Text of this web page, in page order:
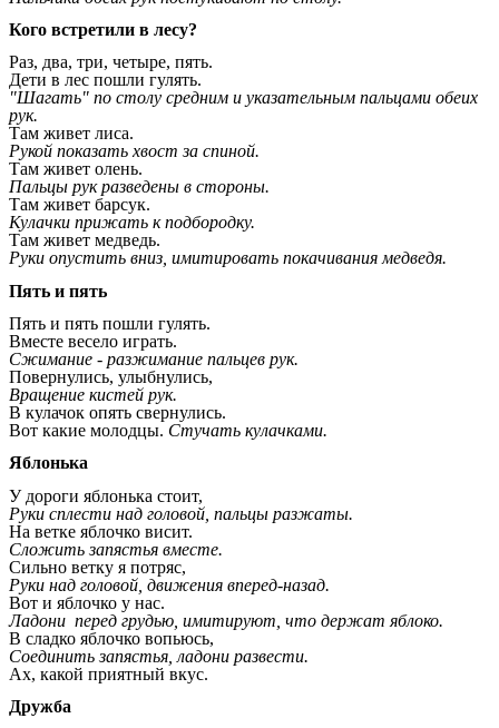
Кого встретили в лесу?
Раз, два, три, четыре, пять.
Дети в лес пошли гулять.
"Шагать" по столу средним и указательным пальцами обеих
рук.
Там живет лиса.
Рукой показать хвост за спиной.
Там живет олень.
Пальцы рук разведены в стороны.
Там живет барсук.
Кулачки прижать к подбородку.
Там живет медведь.
Руки опустить вниз, имитировать покачивания медведя.
Пять и пять
Пять и пять пошли гулять.
Вместе весело играть.
Сжимание - разжимание пальцев рук.
Повернулись, улыбнулись,
Вращение кистей рук.
В кулачок опять свернулись.
Вот какие молодцы. Стучать кулачками.
Яблонька
У дороги яблонька стоит,
Руки сплести над головой, пальцы разжаты.
На ветке яблочко висит.
Сложить запястья вместе.
Сильно ветку я потряс,
Руки над головой, движения вперед-назад.
Вот и яблочко у нас.
Ладони перед грудью, имитируют, что держат яблоко.
В сладко яблочко вопьюсь,
Соединить запястья, ладони развести.
Ах, какой приятный вкус.
Дружба